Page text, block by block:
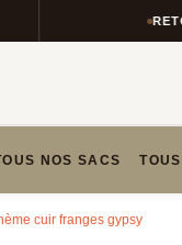
RETOURS
NOS SACS
cuir franges gypsy